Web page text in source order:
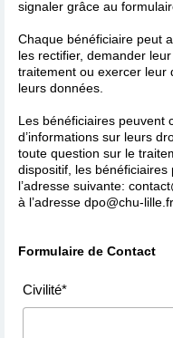
signaler grâce au
Chaque bénéficiaire peut
les rectifier, demander
traitement ou exercer leur
leurs données.
Les bénéficiaires peuvent
d’informations sur leurs
toute question sur le
dispositif, les
l’adresse suivante:
à l’adresse dpo@chu-lille.fr.
Formulaire de Contact
Civilité*